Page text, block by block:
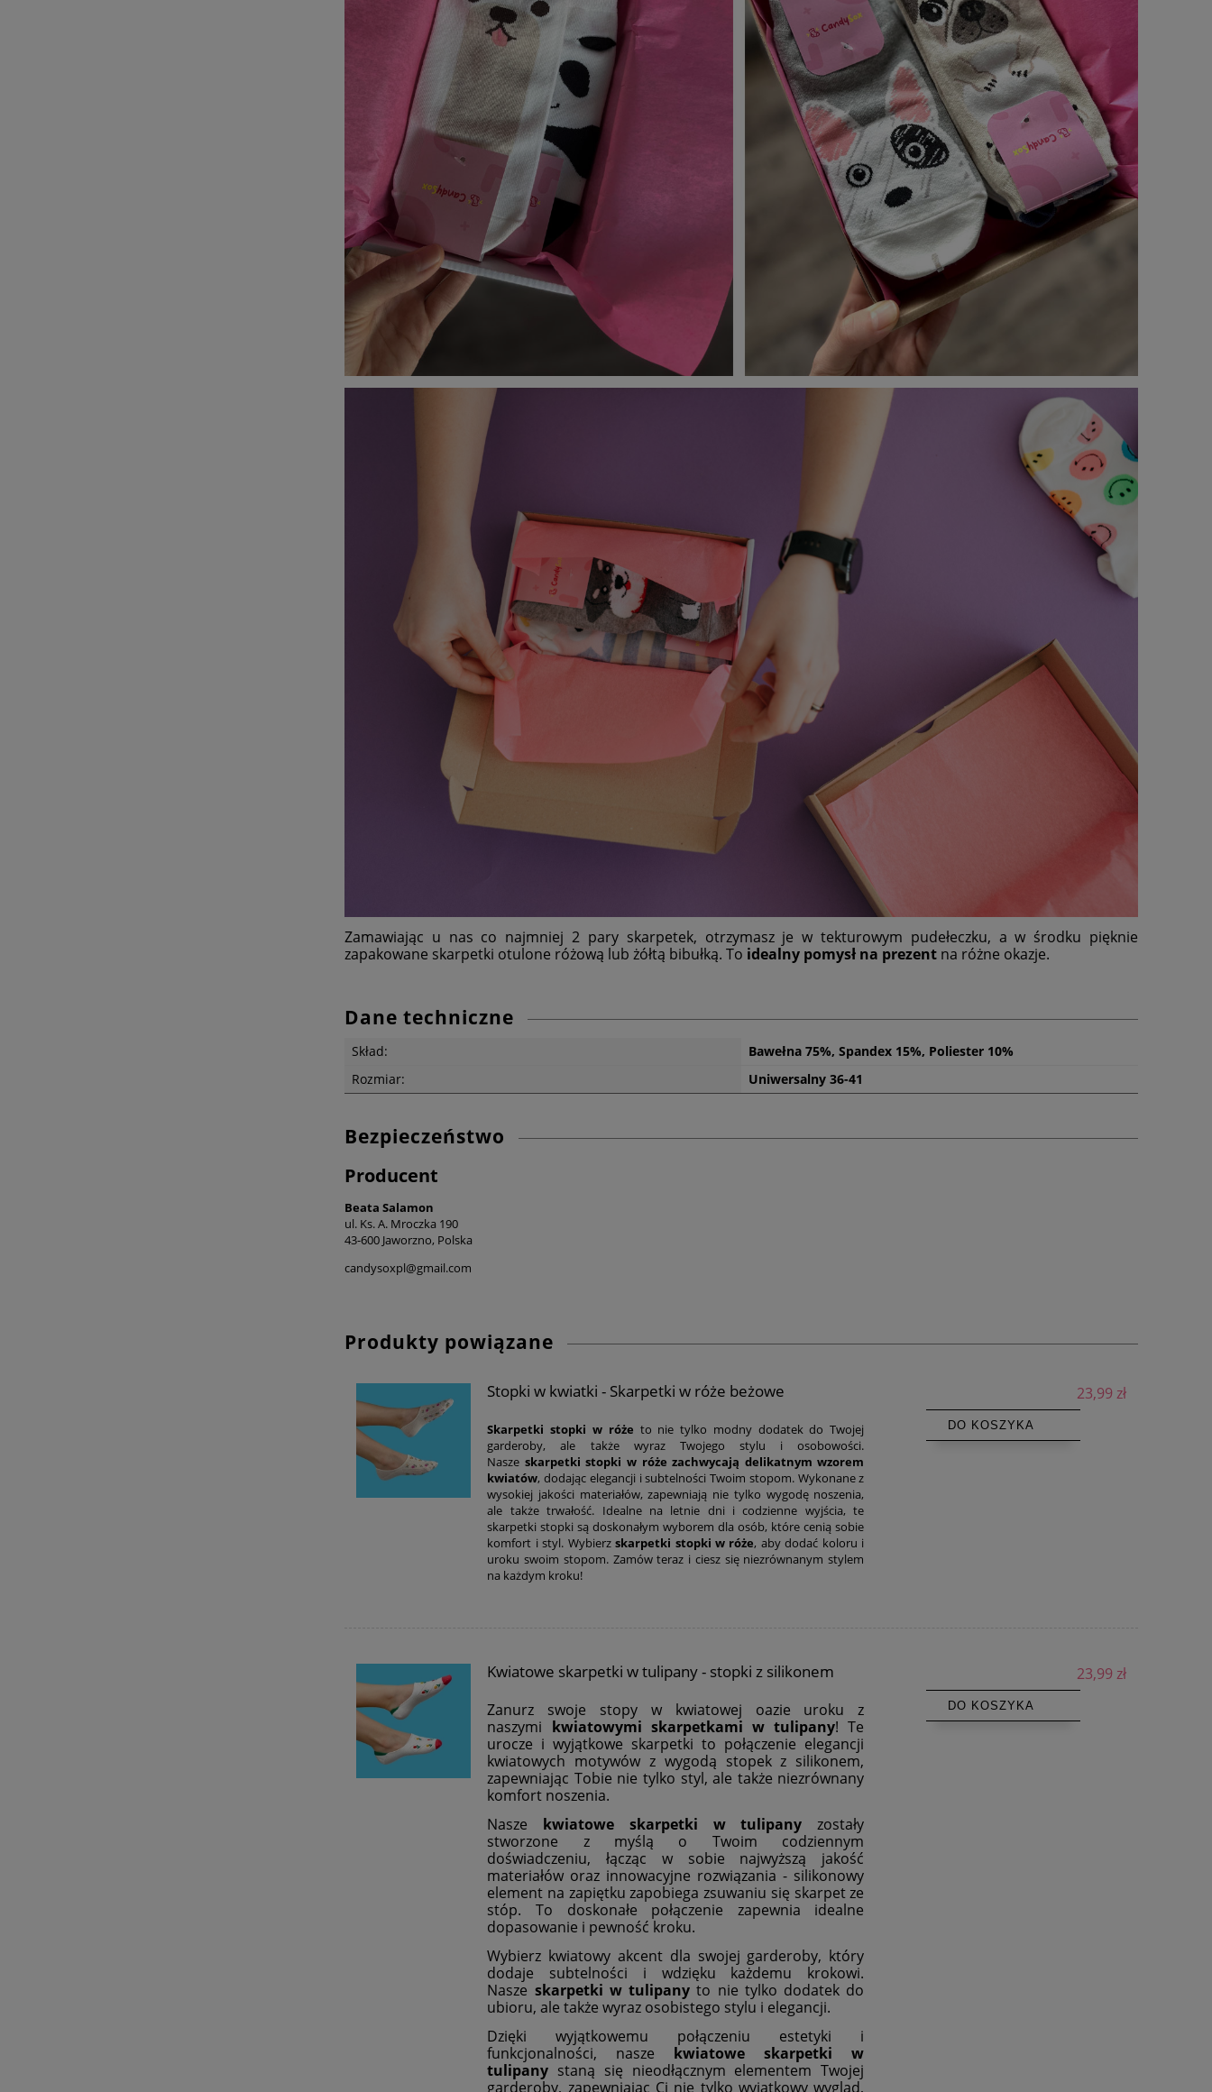
Zamawiając u nas co najmniej 2 pary skarpetek, otrzymasz je w tekturowym pudełeczku, a w środku pięknie
zapakowane skarpetki otulone różową lub żółtą bibułką. To idealny pomysł na prezent na różne okazje.
Dane techniczne
Skład:
Bawełna 75%, Spandex 15%, Poliester 10%
Rozmiar:
Uniwersalny 36-41
Bezpieczeństwo
Producent
Beata Salamon
ul. Ks. A. Mroczka 190
43-600 Jaworzno, Polska
candysoxpl@gmail.com
Produkty powiązane
Stopki w kwiatki - Skarpetki w róże beżowe
Skarpetki stopki w róże to nie tylko modny dodatek do Twojej
garderoby, ale także wyraz Twojego stylu i osobowości.
Nasze skarpetki stopki w róże zachwycają delikatnym wzorem
kwiatów, dodając elegancji i subtelności Twoim stopom. Wykonane z
wysokiej jakości materiałów, zapewniają nie tylko wygodę noszenia,
ale także trwałość. Idealne na letnie dni i codzienne wyjścia, te
skarpetki stopki są doskonałym wyborem dla osób, które cenią sobie
komfort i styl. Wybierzskarpetki stopki w róże, aby dodać koloru i
uroku swoim stopom. Zamów teraz i ciesz się niezrównanym stylem
na każdym kroku!
23,99 zł
DO KOSZYKA
Kwiatowe skarpetki w tulipany - stopki z silikonem
Zanurz swoje stopy w kwiatowej oazie uroku z
naszymi kwiatowymi skarpetkami w tulipany! Te
urocze i wyjątkowe skarpetki to połączenie elegancji
kwiatowych motywów z wygodą stopek z silikonem,
zapewniając Tobie nie tylko styl, ale także niezrównany
komfort noszenia.
Nasze kwiatowe skarpetki w tulipany zostały
stworzone z myślą o Twoim codziennym
doświadczeniu, łącząc w sobie najwyższą jakość
materiałów oraz innowacyjne rozwiązania - silikonowy
element na zapiętku zapobiega zsuwaniu się skarpet ze
stóp. To doskonałe połączenie zapewnia idealne
dopasowanie i pewność kroku.
Wybierz kwiatowy akcent dla swojej garderoby, który
dodaje subtelności i wdzięku każdemu krokowi.
Nasze skarpetki w tulipany to nie tylko dodatek do
ubioru, ale także wyraz osobistego stylu i elegancji.
Dzięki wyjątkowemu połączeniu estetyki i
funkcjonalności, nasze kwiatowe skarpetki w
tulipany staną się nieodłącznym elementem Twojej
garderoby, zapewniając Ci nie tylko wyjątkowy wygląd,
23,99 zł
DO KOSZYKA